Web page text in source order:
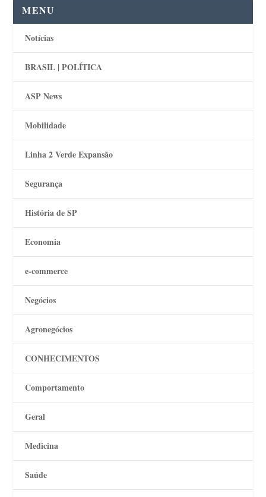
MENU
Notícias
BRASIL | POLÍTICA
ASP News
Mobilidade
Linha 2 Verde Expansão
Segurança
História de SP
Economia
e-commerce
Negócios
Agronegócios
CONHECIMENTOS
Comportamento
Geral
Medicina
Saúde